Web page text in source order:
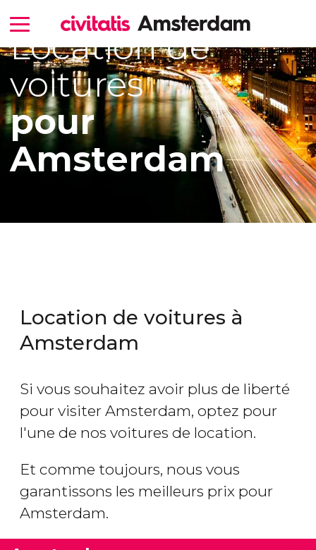
Location de
voitures
pour
Amsterdam
Location de voitures à
Amsterdam
Si vous souhaitez avoir plus de liberté
pour visiter Amsterdam, optez pour
l'une de nos voitures de location.
Et comme toujours, nous vous
garantissons les meilleurs prix pour
Amsterdam.